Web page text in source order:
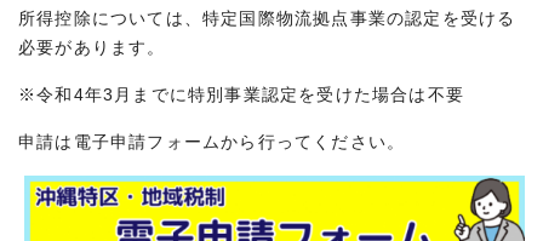
所得控除については、特定国際物流拠点事業の認定を受ける
必要があります。
※令和4年3月までに特別事業認定を受けた場合は不要
申請は電子申請フォームから行ってください。